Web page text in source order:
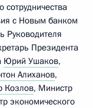
с Новым банком
Руководителя
Президента
Юрий Ушаков,
Алиханов,
Козлов, Министр
экономического